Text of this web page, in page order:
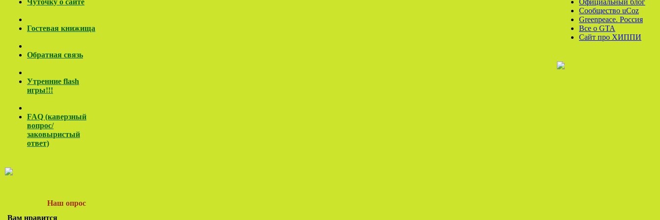
Чуточку о сайте
Гостевая книжища
Обратная связь
Утренние flash
игры!!!
FAQ (каверзный
вопрос/
заковыристый
ответ)
Наш опрос
Вам нравится
Официальный блог
Сообщество uCoz
Greenpeace. Россия
Все o GTA
Сайт про ХИППИ